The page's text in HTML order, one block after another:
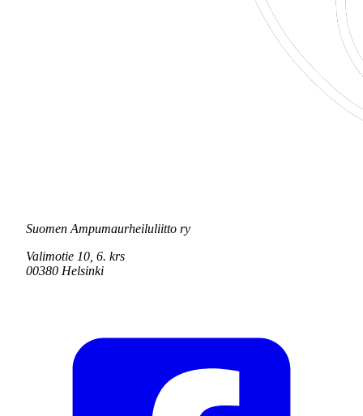
Suomen Ampumaurheiluliitto ry
Valimotie 10, 6. krs
00380 Helsinki